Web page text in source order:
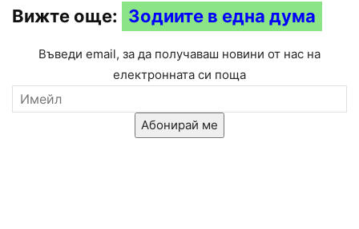
Вижте още: Зодиите в една дума
Въведи email, за да получаваш новини от нас на
електронната си поща
Абонирай ме